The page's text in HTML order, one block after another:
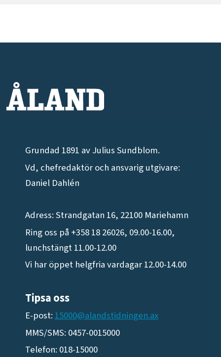
Grundad 1891 av Julius Sundblom.
Vd, chefredaktör och ansvarig utgivare:
Daniel Dahlén
Adress: Strandgatan 16, 22100 Mariehamn
Ring oss på +358 18 26026, 09.00-16.00,
lunchstängt 11.00-12.00
Vi har öppet helgfria vardagar 12.00-14.00
Tipsa oss
E-post: 15000@alandstidningen.ax
MMS/SMS: 0457-0015000
Telefon: 018-15000